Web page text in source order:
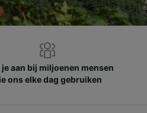
aan bij miljoenen mensen
ons elke dag gebruiken